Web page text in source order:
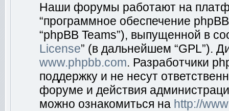
Наши форумы работают на
“программное обеспечение
“phpBB Teams”), выпущенной в
License” (в дальнейшем “GPL”).
www.phpbb.com. Разработчики
поддержку и не несут
форуме и действия
можно ознакомиться на http://